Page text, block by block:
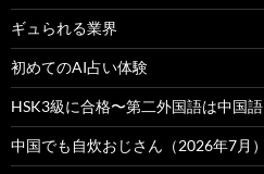
ギュられる業界
初めてのAI占い体験
HSK3級に合格〜第二外国語は中国語
中国でも自炊おじさん（2026年7月）